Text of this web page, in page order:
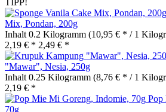
Mix, Pondan, 200g
Inhalt 0.2 Kilogramm (10,95 € * / 1
2,19 € * 2,49 € *
"Mawar", Nesia, 250g
Inhalt 0.25 Kilogramm (8,76 € * / 1
2,19 € *
Pop
70g